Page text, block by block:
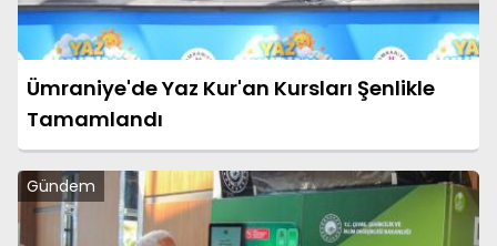
Ümraniye'de Yaz Kur'an Kursları Şenlikle
Tamamlandı
Gündem